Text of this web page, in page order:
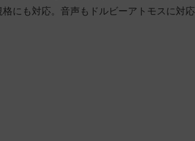
にも対応。音声もドルビーアトモスに対応